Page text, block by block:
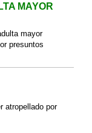
MAYOR
mayor
presuntos
atropellado por